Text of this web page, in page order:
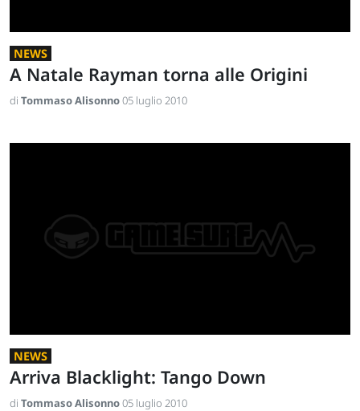
NEWS
A Natale Rayman torna alle Origini
di Tommaso Alisonno05 luglio 2010
NEWS
Arriva Blacklight: Tango Down
di Tommaso Alisonno05 luglio 2010